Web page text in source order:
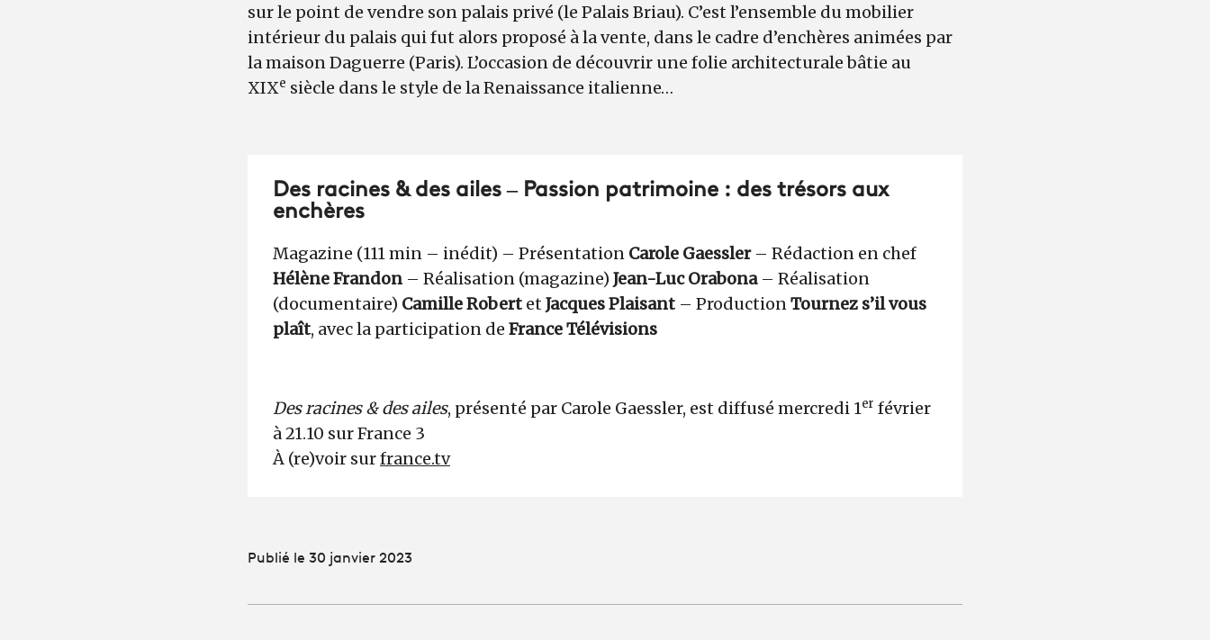
sur le point de vendre son palais privé (le Palais Briau). C’est l’ensemble du mobilier
intérieur du palais qui fut alors proposé à la vente, dans le cadre d’enchères animées par
la maison Daguerre (Paris). L’occasion de découvrir une folie architecturale bâtie au
XIXe siècle dans le style de la Renaissance italienne…
Des racines & des ailes – Passion patrimoine : des trésors aux
enchères
Magazine (111 min – inédit) – Présentation Carole Gaessler– Rédaction en chef
Hélène Frandon – Réalisation (magazine) Jean-Luc Orabona– Réalisation
(documentaire) Camille Robert et Jacques Plaisant – ProductionTournez s’il vous
plaît, avec la participation de France Télévisions
Des racines & des ailes, présenté par Carole Gaessler, est diffusé mercredi 1er février
à 21.10 sur France 3
À (re)voir surfrance.tv
Publié le 30 janvier 2023